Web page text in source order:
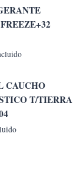
desde
5,20€
CAUCHO
T/TIERRA